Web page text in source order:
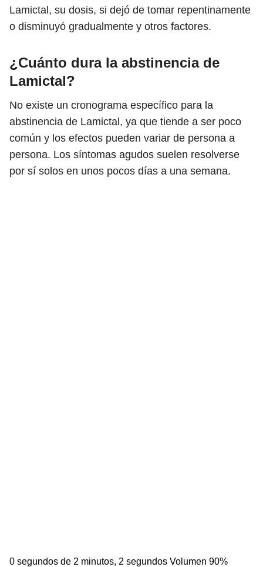
Lamictal, su dosis, si dejó de tomar repentinamente
o disminuyó gradualmente y otros factores.
¿Cuánto dura la abstinencia de
Lamictal?
No existe un cronograma específico para la
abstinencia de Lamictal, ya que tiende a ser poco
común y los efectos pueden variar de persona a
persona. Los síntomas agudos suelen resolverse
por sí solos en unos pocos días a una semana.
0 segundos de 2 minutos, 2 segundos Volumen 90%